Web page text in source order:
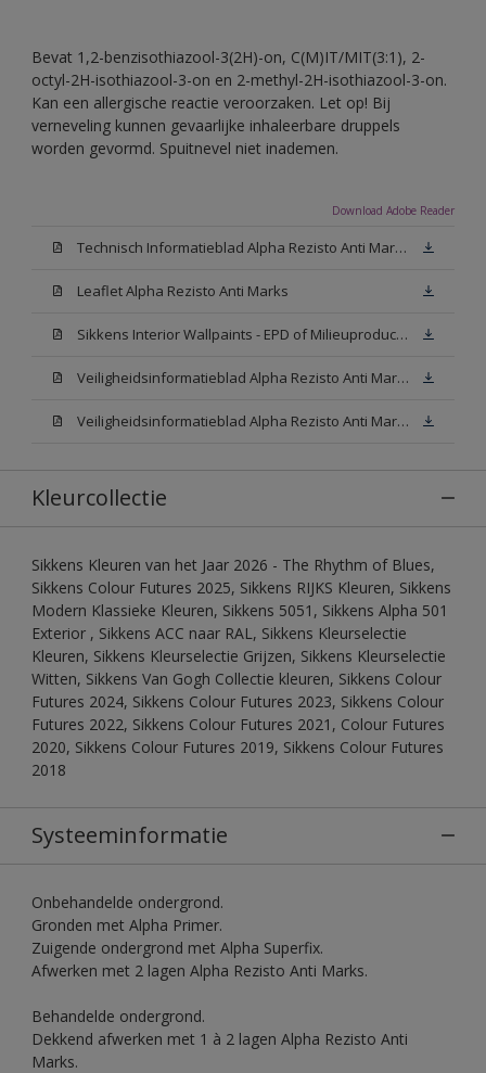
Bevat 1,2-benzisothiazool-3(2H)-on, C(M)IT/MIT(3:1), 2-
octyl-2H-isothiazool-3-on en 2-methyl-2H-isothiazool-3-on.
Kan een allergische reactie veroorzaken. Let op! Bij
verneveling kunnen gevaarlijke inhaleerbare druppels
worden gevormd. Spuitnevel niet inademen.
Download Adobe Reader
Technisch Informatieblad Alpha Rezisto Anti Marks (PDF)
Leaflet Alpha Rezisto Anti Marks
Sikkens Interior Wallpaints - EPD of Milieuproductverklaring
Veiligheidsinformatieblad Alpha Rezisto Anti Marks Mat White W05 (MSDS)
Veiligheidsinformatieblad Alpha Rezisto Anti Marks Mat N00 (MSDS)
Kleurcollectie
Sikkens Kleuren van het Jaar 2026 - The Rhythm of Blues,
Sikkens Colour Futures 2025, Sikkens RIJKS Kleuren, Sikkens
Modern Klassieke Kleuren, Sikkens 5051, Sikkens Alpha 501
Exterior , Sikkens ACC naar RAL, Sikkens Kleurselectie
Kleuren, Sikkens Kleurselectie Grijzen, Sikkens Kleurselectie
Witten, Sikkens Van Gogh Collectie kleuren, Sikkens Colour
Futures 2024, Sikkens Colour Futures 2023, Sikkens Colour
Futures 2022, Sikkens Colour Futures 2021, Colour Futures
2020, Sikkens Colour Futures 2019, Sikkens Colour Futures
2018
Systeeminformatie
Onbehandelde ondergrond.
Gronden met Alpha Primer.
Zuigende ondergrond met Alpha Superfix.
Afwerken met 2 lagen Alpha Rezisto Anti Marks.
Behandelde ondergrond.
Dekkend afwerken met 1 à 2 lagen Alpha Rezisto Anti
Marks.